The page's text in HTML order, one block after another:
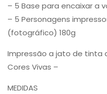
– 5 Base para encaixar a
– 5 Personagens
(fotográfico) 180g
Impressão a jato de tinta
Cores Vivas –
MEDIDAS